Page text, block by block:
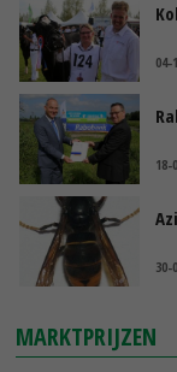
04-
18-
30-
MARKTPRIJZEN